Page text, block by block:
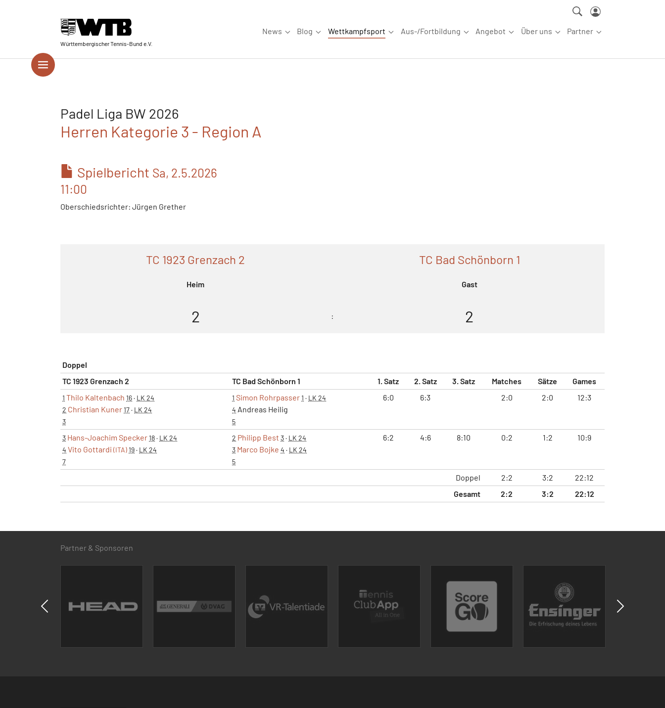
Württembergischer Tennis-Bund e.V.
News
Submenu for "News"
Blog
Submenu for "Blog"
Wettkampfsport
Submenu for "Wettkampfsport"
Aus-/Fortbildung
Submenu for "Aus-/Fortbildung"
Angebot
Submenu for "Angebot"
Über uns
Submenu for "Über uns"
Partner
Submenu for
Padel Liga BW 2026
Herren Kategorie 3 - Region A
Spielbericht Sa, 2.5.2026
11:00
Oberschiedsrichter: Jürgen Grether
TC 1923 Grenzach 2
Heim
TC Bad Schönborn 1
Gast
2 : 2
Doppel
TC 1923 Grenzach 2
TC Bad Schönborn 1 1. Satz 2. Satz 3. Satz Matches Sätze Games
1 Thilo Kaltenbach 16· LK 24
2 Christian Kuner17· LK 24
3
1 Simon Rohrpasser1 · LK 24
4 Andreas Heilig
5
6:0 6:3 2:0 2:0 12:3
3 Hans-Joachim Specker18· LK 24
4 Vito Gottardi (ITA)19· LK 24
7
2 Philipp Best 3· LK 24
3 Marco Bojke 4 · LK 24
5
6:2 4:6 8:10 0:2 1:2 10:9
Doppel 2:2 3:2
22:12
Gesamt
2:2 3:2 22:12
Partner & Sponsoren